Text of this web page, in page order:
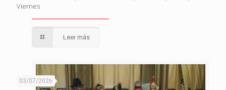
Viernes
Leer más
03/07/2026